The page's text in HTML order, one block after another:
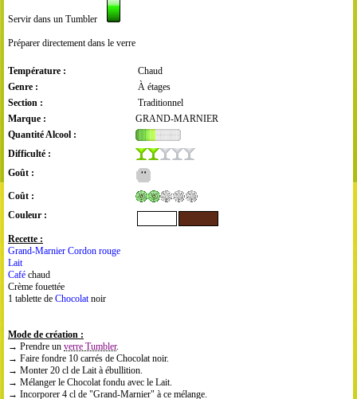
Servir dans un Tumbler
Préparer directement dans le verre
Température :
Chaud
Genre :
À étages
Section :
Traditionnel
Marque :
GRAND-MARNIER
Quantité Alcool :
Difficulté :
Goût :
Coût :
Couleur :
Recette :
Grand-Marnier Cordon rouge
Lait
Café chaud
Crème fouettée
1 tablette de Chocolatnoir
Mode de création :
→ Prendre un verre Tumbler.
→ Faire fondre 10 carrés de Chocolat noir.
→ Monter 20 cl de Lait à ébullition.
→ Mélanger le Chocolat fondu avec le Lait.
→ Incorporer 4 cl de "Grand-Marnier" à ce mélange.